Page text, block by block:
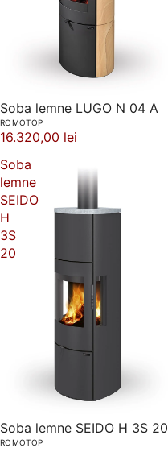
Soba lemne LUGO N 04 A
ROMOTOP
16.320,00 lei
Soba
lemne
SEIDO
H
3S
20
Soba lemne SEIDO H 3S 20
ROMOTOP